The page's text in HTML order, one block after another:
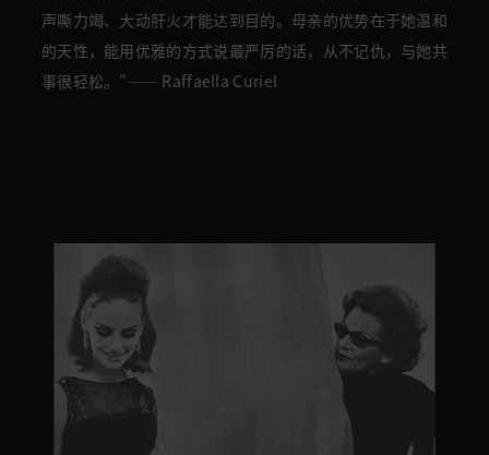
声嘶力竭、大动肝火才能达到目的。母亲的优势在于她温和
的天性，能用优雅的方式说最严厉的话，从不记仇，与她共
事很轻松。” —— Raffaella Curiel